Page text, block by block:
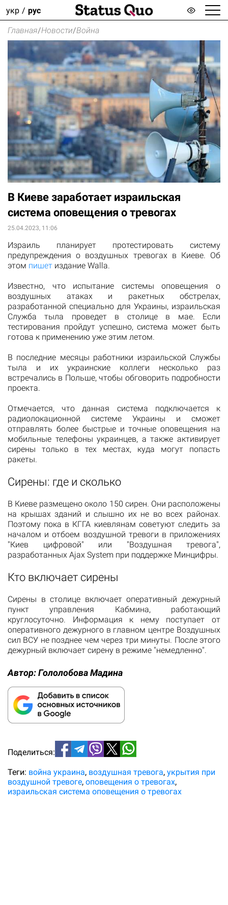
укр рус
Главная/Новости/Война
В Киеве заработает израильская
система оповещения о тревогах
25.04.2023, 11:06
Израиль планирует протестировать систему
предупреждения о воздушных тревогах в Киеве. Об
этом пишет издание Walla.
Известно, что испытание системы оповещения о
воздушных атаках и ракетных обстрелах,
разработанной специально для Украины, израильская
Служба тыла проведет в столице в мае. Если
тестирования пройдут успешно, система может быть
готова к применению уже этим летом.
В последние месяцы работники израильской Службы
тыла и их украинские коллеги несколько раз
встречались в Польше, чтобы обговорить подробности
проекта.
Отмечается, что данная система подключается к
радиолокационной системе Украины и сможет
отправлять более быстрые и точные оповещения на
мобильные телефоны украинцев, а также активирует
сирены только в тех местах, куда могут попасть
ракеты.
Сирены: где и сколько
В Киеве размещено около 150 сирен. Они расположены
на крышах зданий и слышно их не во всех районах.
Поэтому пока в КГГА киевлянам советуют следить за
началом и отбоем воздушной тревоги в приложениях
"Киев цифровой" или "Воздушная тревога",
разработанных Ajax System при поддержке Минцифры.
Кто включает сирены
Сирены в столице включает оперативный дежурный
пункт управления Кабмина, работающий
круглосуточно. Информация к нему поступает от
оперативного дежурного в главном центре Воздушных
сил ВСУ не позднее чем через три минуты. После этого
дежурный включает сирену в режиме "немедленно".
Автор:Гололобова Мадина
Поделиться:
Теги: война украина воздушная тревога укрытия при
воздушной тревоге оповещения о тревогах
израильская система оповещения о тревогах